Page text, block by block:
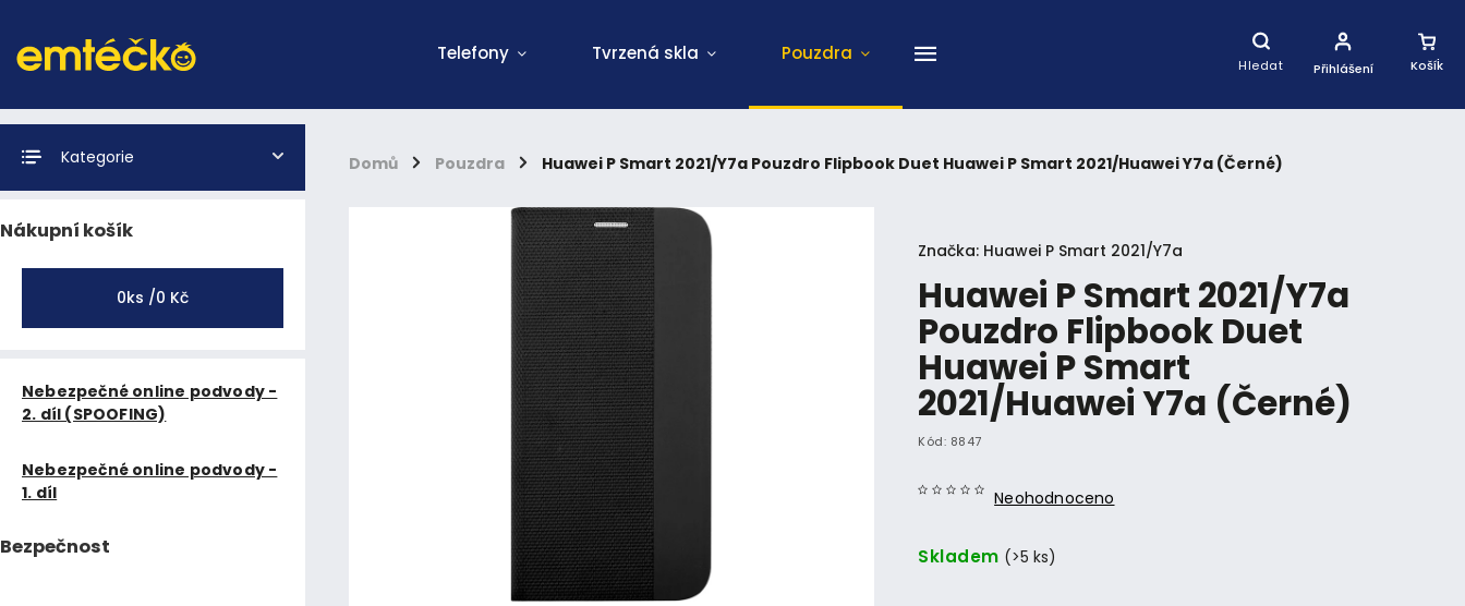
Hledat
Nákupní
Košík
Přihlášení
Telefony Tvrzená skla Pouzdra
Domů / Pouzdra / Huawei P Smart 2021/Y7a Pouzdro Flipbook Duet Huawei P Smart 2021/Huawei Y7a (Černé)
Kategorie
Nákupní košík
0ks /0 Kč
Nebezpečné online podvody -
2. díl (SPOOFING)
Nebezpečné online podvody -
1. díl
Bezpečnost
Huawei P Smart 2021/Y7a
Pouzdro Flipbook Duet
Huawei P Smart
2021/Huawei Y7a (Černé)
Kód: 8847
Neohodnoceno
Značka: Huawei P Smart 2021/Y7a
Skladem (>5 ks)